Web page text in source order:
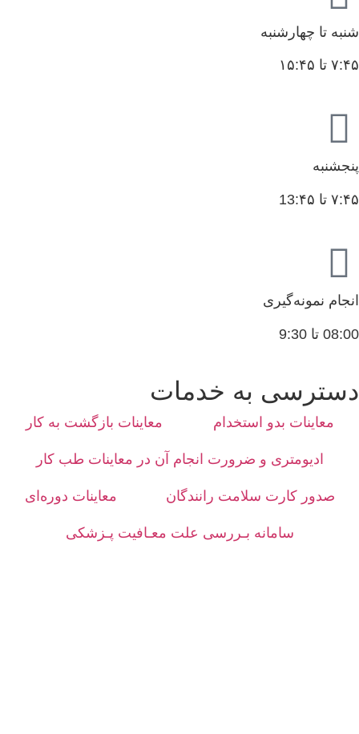
شنبه تا چهارشنبه
۷:۴۵ تا ۱۵:۴۵
پنجشنبه
۷:۴۵ تا 13:۴۵
انجام نمونه‌گیری
08:00 تا 9:30
دسترسی به خدمات
معاینات بدو استخدام معاینات بازگشت به کار
ادیومتری و ضرورت انجام آن در معاینات طب کار
صدور کارت سلامت رانندگان معاینات دوره‌ای
سامانه بـررسی علت معـافیت پـزشکی